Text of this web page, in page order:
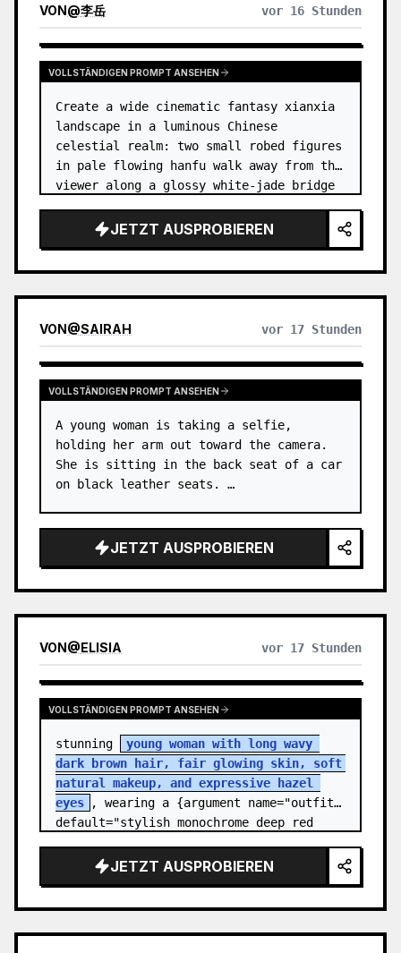
VON@李岳 vor 16 Stunden
VOLLSTÄNDIGEN PROMPT ANSEHEN
Create a wide cinematic fantasy xianxia
landscape in a luminous Chinese
celestial realm: two small robed figures
in pale flowing hanfu walk away from the
viewer along a glossy white-jade bridge
rising from a mirror-still l…
JETZT AUSPROBIEREN
VON@SAIRAH vor 17 Stunden
VOLLSTÄNDIGEN PROMPT ANSEHEN
A young woman is taking a selfie,
holding her arm out toward the camera.
She is sitting in the back seat of a car
on black leather seats. …
JETZT AUSPROBIEREN
VON@ELISIA vor 17 Stunden
VOLLSTÄNDIGEN PROMPT ANSEHEN
stunning
young woman with long wavy
dark brown hair, fair glowing skin, soft
natural makeup, and expressive hazel
eyes
, wearing a {argument name="outfit"
default="stylish monochrome deep red
JETZT AUSPROBIEREN